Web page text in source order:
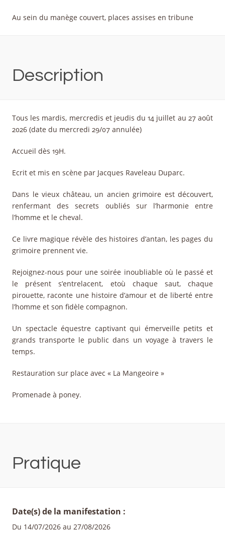
Au sein du manège couvert, places assises en tribune
Description
Tous les mardis, mercredis et jeudis du 14 juillet au 27 août
2026 (date du mercredi 29/07 annulée)
Accueil dès 19H.
Ecrit et mis en scène par Jacques Raveleau Duparc.
Dans le vieux château, un ancien grimoire est découvert,
renfermant des secrets oubliés sur l’harmonie entre
l’homme et le cheval.
Ce livre magique révèle des histoires d’antan, les pages du
grimoire prennent vie.
Rejoignez-nous pour une soirée inoubliable où le passé et
le présent s’entrelacent, etoù chaque saut, chaque
pirouette, raconte une histoire d’amour et de liberté entre
l’homme et son fidèle compagnon.
Un spectacle équestre captivant qui émerveille petits et
grands transporte le public dans un voyage à travers le
temps.
Restauration sur place avec « La Mangeoire »
Promenade à poney.
Pratique
Date(s) de la manifestation :
Du 14/07/2026 au 27/08/2026